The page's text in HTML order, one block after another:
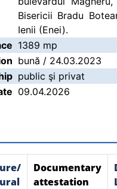
Bisericii Bradu
Ienii (Enei).
1389 mp
bună / 24.03.2023
public şi privat
09.04.2026
Documentary
attestation